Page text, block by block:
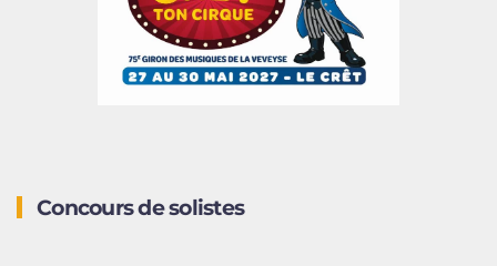
Concours de solistes